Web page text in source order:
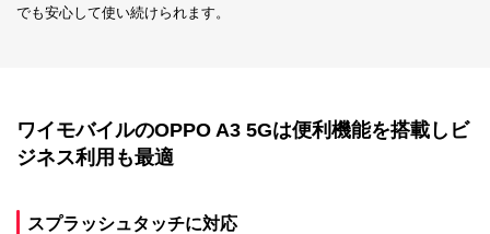
でも安心して使い続けられます。
ワイモバイルのOPPO A3 5Gは便利機能を搭載しビ
ジネス利用も最適
スプラッシュタッチに対応